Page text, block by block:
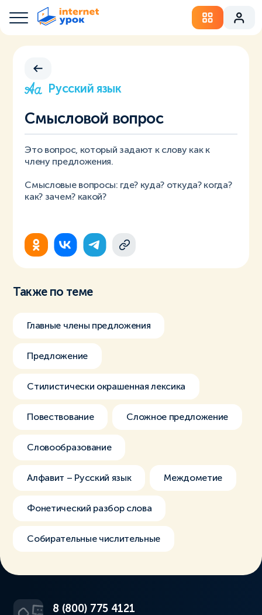
Русский язык
Смысловой вопрос
Это вопрос, который задают к слову как к
члену предложения.
Смысловые вопросы: где? куда? откуда? когда?
как? зачем? какой?
Также по теме
Главные члены предложения
Предложение
Стилистически окрашенная лексика
Повествование Сложное предложение
Словообразование
Алфавит – Русский язык Междометие
Фонетический разбор слова
Собирательные числительные
8 (800) 775 4121